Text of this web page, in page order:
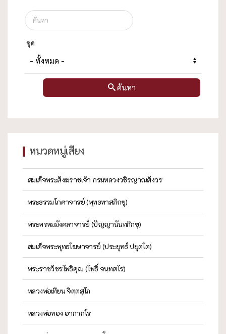
ชุด
ค้นหา
หมวดหมู่เสียง
สมเด็จพระสังฆราชเจ้า กรมหลวงวชิรญาณสังวร
พระธรรมโกศาจารย์ (พุทธทาสภิกขุ)
พระพรหมมังคลาจารย์ (ปัญญานันทภิกขุ)
สมเด็จพระพุทธโฆษาจารย์ (ประยุทธ์ ปยุตฺโต)
พระราชวัชรโพธิคุณ (โพธิ์ จนฺทสโร)
หลวงพ่อเทียน จิตฺตสุโภ
หลวงพ่อทอง อาภากโร